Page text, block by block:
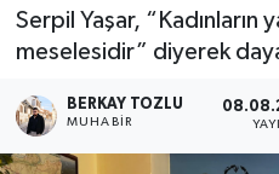
Serpil Yaşar, “Kadınların
meselesidir” diyerek
BERKAY TOZLU
MUHABIR